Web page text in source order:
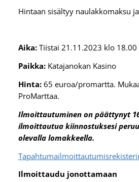
Hintaan sisältyy naulakkomaksu
Aika:Tiistai 21.11.2023 klo 18.00
Paikka:Katajanokan Kasino
Hinta:65 euroa/promartta.
ProMarttaa.
Ilmoittautuminen on päättynyt
ilmoittautua kiinnostuksesi
olevalla lomakkeella.
Ilmoittaudu jonottamaan